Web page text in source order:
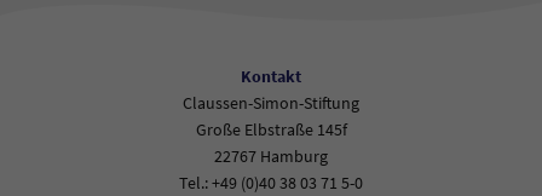
Kontakt
Claussen-Simon-Stiftung
Große Elbstraße 145f
22767 Hamburg
Tel.: +49 (0)40 38 03 71 5-0